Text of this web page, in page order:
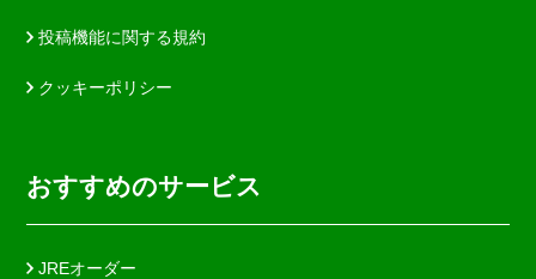
投稿機能に関する規約
クッキーポリシー
おすすめのサービス
JREオーダー